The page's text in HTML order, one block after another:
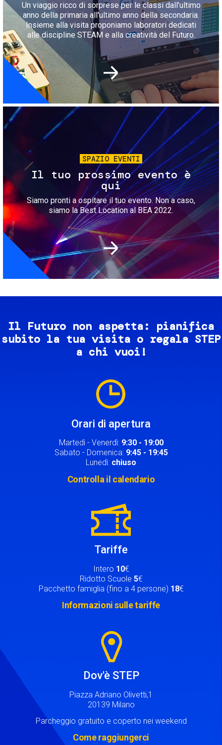
Un viaggio ricco di sorprese per le classi dall'ultimo
anno della primaria all'ultimo anno della secondaria.
Insieme alla visita proponiamo laboratori dedicati
alle discipline STEAM e alla creatività del Futuro.
Immagine
SPAZIO EVENTI
Il tuo prossimo evento è
qui
Siamo pronti a ospitare il tuo evento. Non a caso,
siamo la Best Location al BEA 2022.
Il Futuro non aspetta: pianifica
subito la tua visita o regala STEP
a chi vuoi!
Orari di apertura
Martedì - Venerdì: 9:30 - 19:00
Sabato - Domenica: 9:45 - 19:45
Lunedì: chiuso
Controlla il calendario
Tariffe
Intero 10€
Ridotto Scuole 5€
Pacchetto famiglia (fino a 4 persone) 18€
Informazioni sulle tariffe
Dov'è STEP
Piazza Adriano Olivetti,1
20139 Milano
Parcheggio gratuito e coperto nei weekend
Come raggiungerci